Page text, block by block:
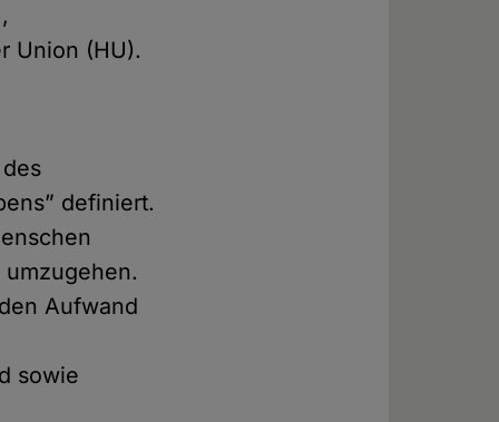
Union (HU).
definiert.
Aufwand
sowie